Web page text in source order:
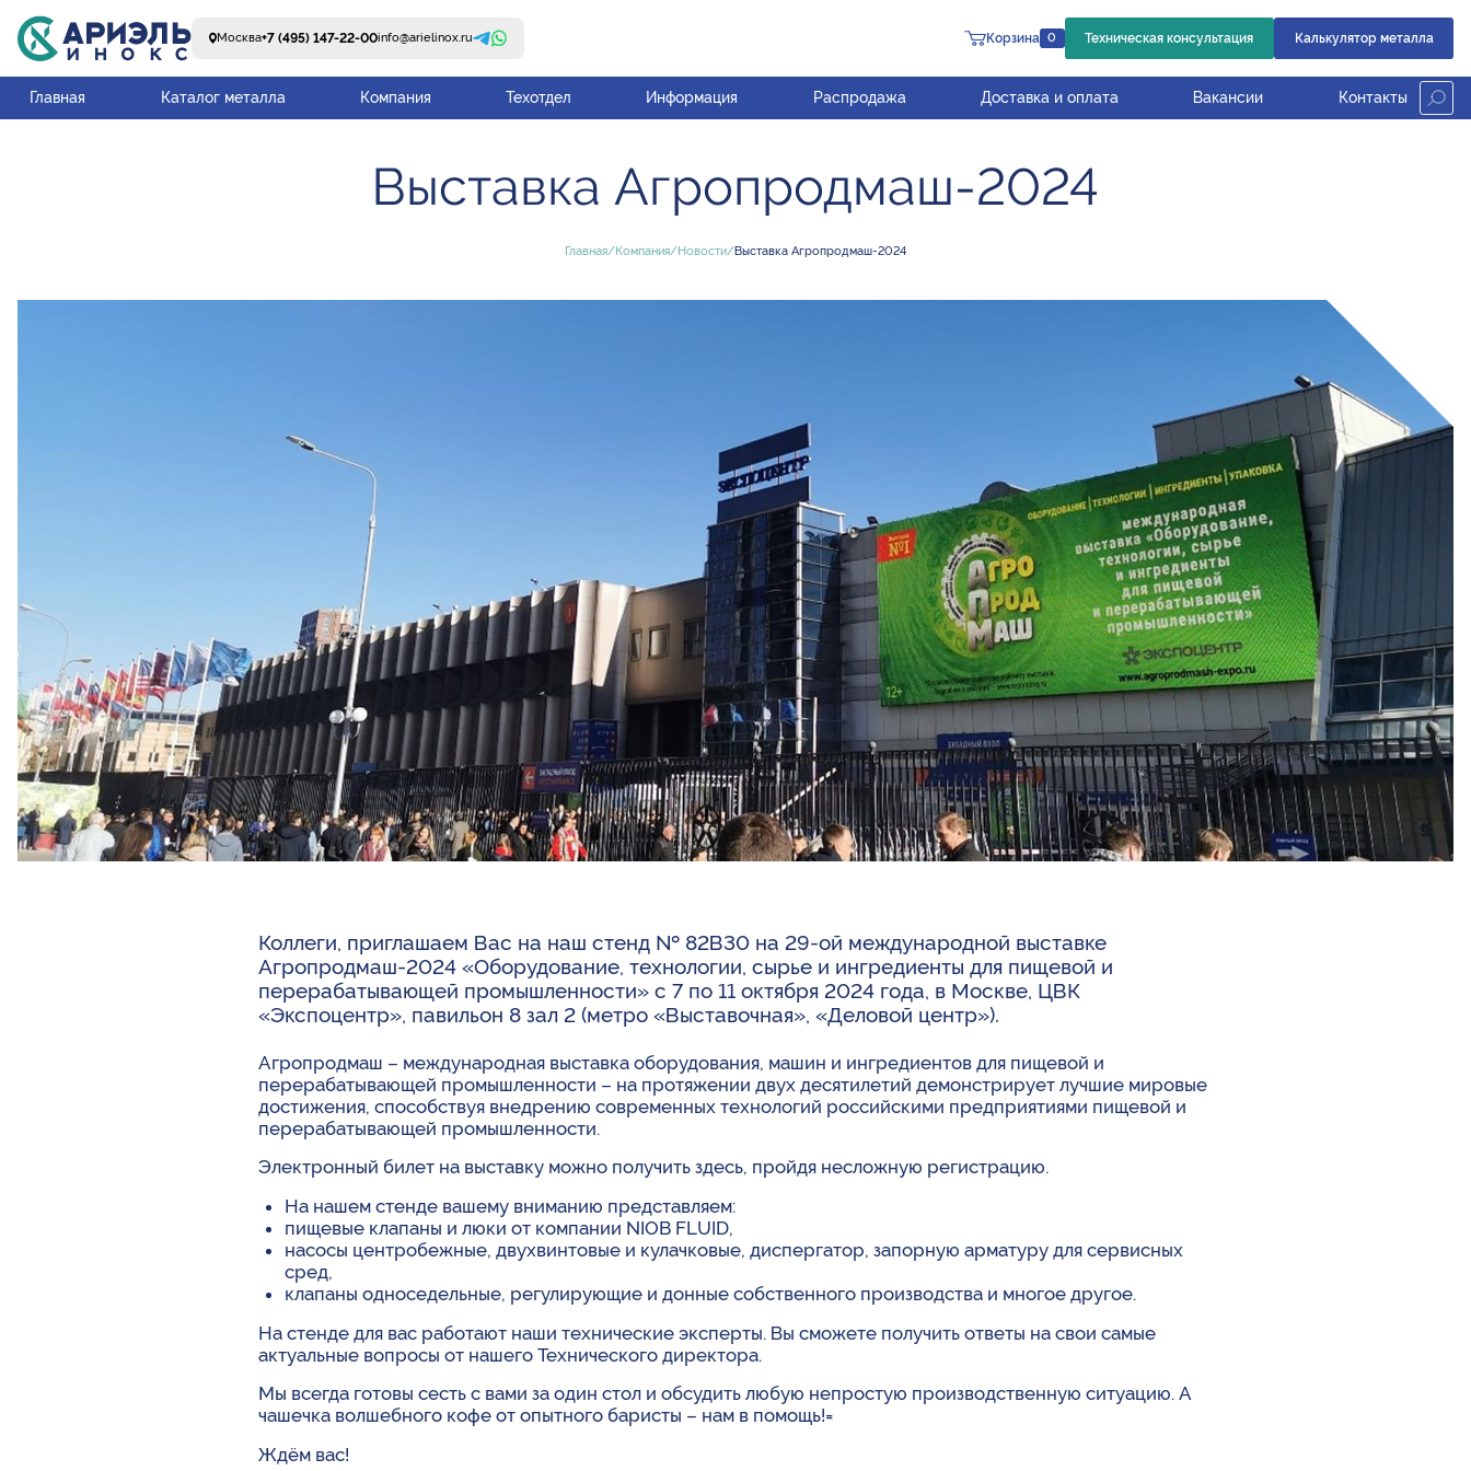
Москва+7 (495) 147-22-00info@arielinox.ru Корзина 0 Техническая консультация Калькулятор металла
Главная Каталог металла Компания Техотдел Информация Распродажа Доставка и оплата Вакансии Контакты
Выставка Агропродмаш-2024
Главная Компания Новости Выставка Агропродмаш-2024
Коллеги, приглашаем Вас на наш стенд № 82В30 на 29-ой международной выставке
Агропродмаш-2024 «Оборудование, технологии, сырье и ингредиенты для пищевой и
перерабатывающей промышленности» c 7 по 11 октября 2024 года, в Москве, ЦВК
«Экспоцентр», павильон 8 зал 2 (метро «Выставочная», «Деловой центр»).
Агропродмаш – международная выставка оборудования, машин и ингредиентов для пищевой и
перерабатывающей промышленности – на протяжении двух десятилетий демонстрирует лучшие мировые
достижения, способствуя внедрению современных технологий российскими предприятиями пищевой и
перерабатывающей промышленности.
Электронный билет на выставку можно получить здесь, пройдя несложную регистрацию.
На нашем стенде вашему вниманию представляем:
пищевые клапаны и люки от компании NIOB FLUID,
насосы центробежные, двухвинтовые и кулачковые, диспергатор, запорную арматуру для сервисных
сред,
клапаны односедельные, регулирующие и донные собственного производства и многое другое.
На стенде для вас работают наши технические эксперты. Вы сможете получить ответы на свои самые
актуальные вопросы от нашего Технического директора.
Мы всегда готовы сесть с вами за один стол и обсудить любую непростую производственную ситуацию. А
чашечка волшебного кофе от опытного баристы – нам в помощь!=
Ждём вас!